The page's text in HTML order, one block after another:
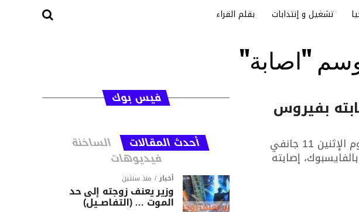
تشغيل و إنتدابات بقلم القراء
"اصابة"
بفيروس
أعلن الصحفي محمد بوغلاب، اليوم الإثنين 11 جانفي
إصابته
فيس بوك
أحدث المقالات الساخنة
فيديوهات
أخبار منذ سنتين
وزير يعنف زوجته إلى حد
الموت … (التفاصــيل)